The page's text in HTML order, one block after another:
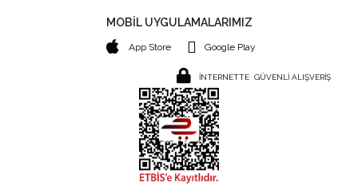
MOBİL UYGULAMALARIMIZ
App Store Google Play
İNTERNETTE GÜVENLİ ALIŞVERİŞ